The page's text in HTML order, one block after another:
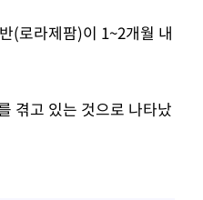
(로라제팜)이 1~2개월 내
겪고 있는 것으로 나타났